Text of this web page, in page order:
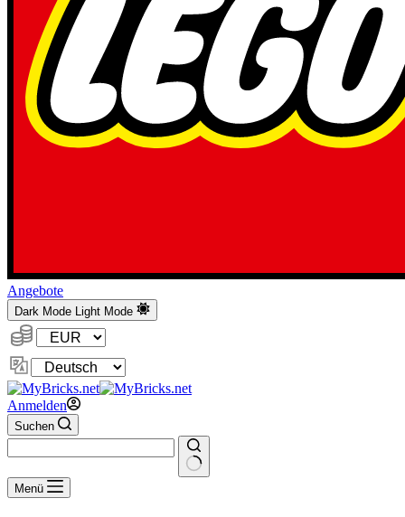
Angebote
Dark Mode Light Mode
Währung:
Sprache
ändern
Anmelden
Suchen
Keine
Ergebnisse
Menü